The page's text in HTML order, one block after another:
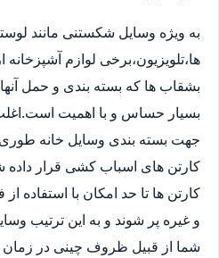
به ویژه وسایل شکستنی مانند
ها،تلویزیون،برخی لوازم
بشقاب ها که بسته بندی و حمل
بسیار حساس و با اهمیت
جهت بسته بندی وسایل خانه
کارتن های اسباب کشی قرار داده
کارتن ها تا حد امکان با استفاده از
و غیره پر شوند و به این ترتیب
شما از قبیل ظروف چینی در زمان